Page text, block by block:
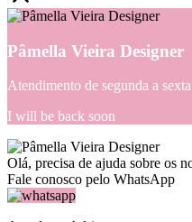
Pâmella Vieira Designer
Atendimento de segunda a
I will be back soon
Olá, precisa de ajuda sobre os
Fale conosco pelo WhatsApp